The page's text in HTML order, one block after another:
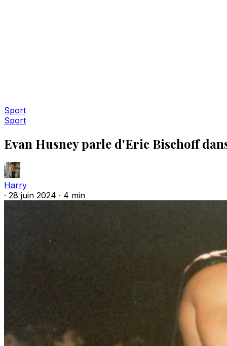
Sport
Sport
Evan Husney parle d'Eric Bischoff
Harry
· 28 juin 2024 · 4 min